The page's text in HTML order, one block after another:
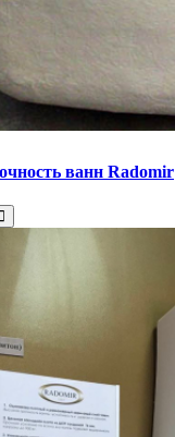
ванн Radomir